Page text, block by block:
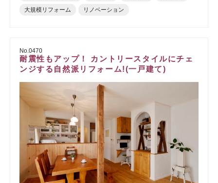
大規模リフォーム リノベーション
No.0470
耐震性もアップ！ カントリースタイルにチェ
ンジする自然派リフォーム!(一戸建て)